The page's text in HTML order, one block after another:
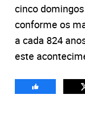
cinco
conforme os
a cada 824
este